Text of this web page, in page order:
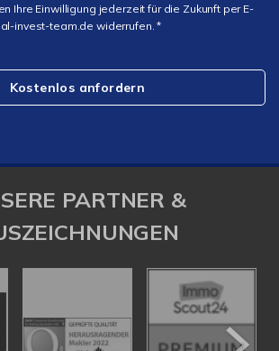
Ihre Einwilligung jederzeit für die Zukunft per E-
invest-team.de widerrufen. *
Kostenlos anfordern
PARTNER &